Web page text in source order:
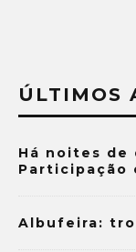
ÚLTIMOS
Há noites de
Participação
Albufeira: